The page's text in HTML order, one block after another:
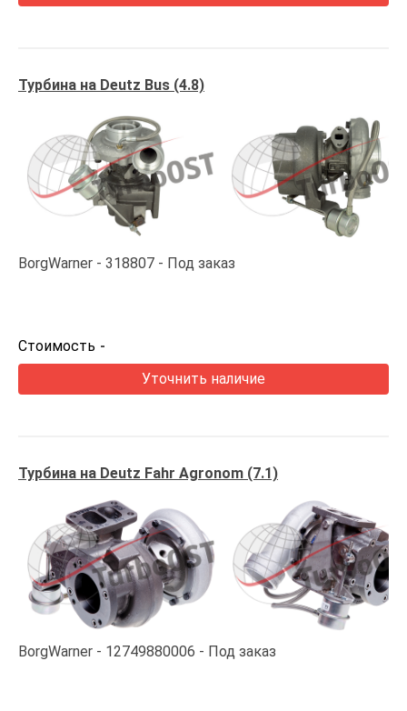
Турбина на Deutz Bus (4.8)
BorgWarner 318807 Под заказ
Стоимость -
Уточнить наличие
Турбина на Deutz Fahr Agronom (7.1)
BorgWarner 12749880006 Под заказ